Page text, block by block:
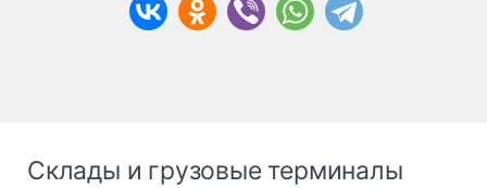
Склады и грузовые терминалы